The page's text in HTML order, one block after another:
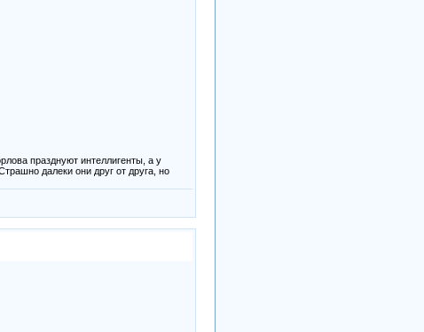
празднуют интеллигенты, а у
далеки они друг от друга, но